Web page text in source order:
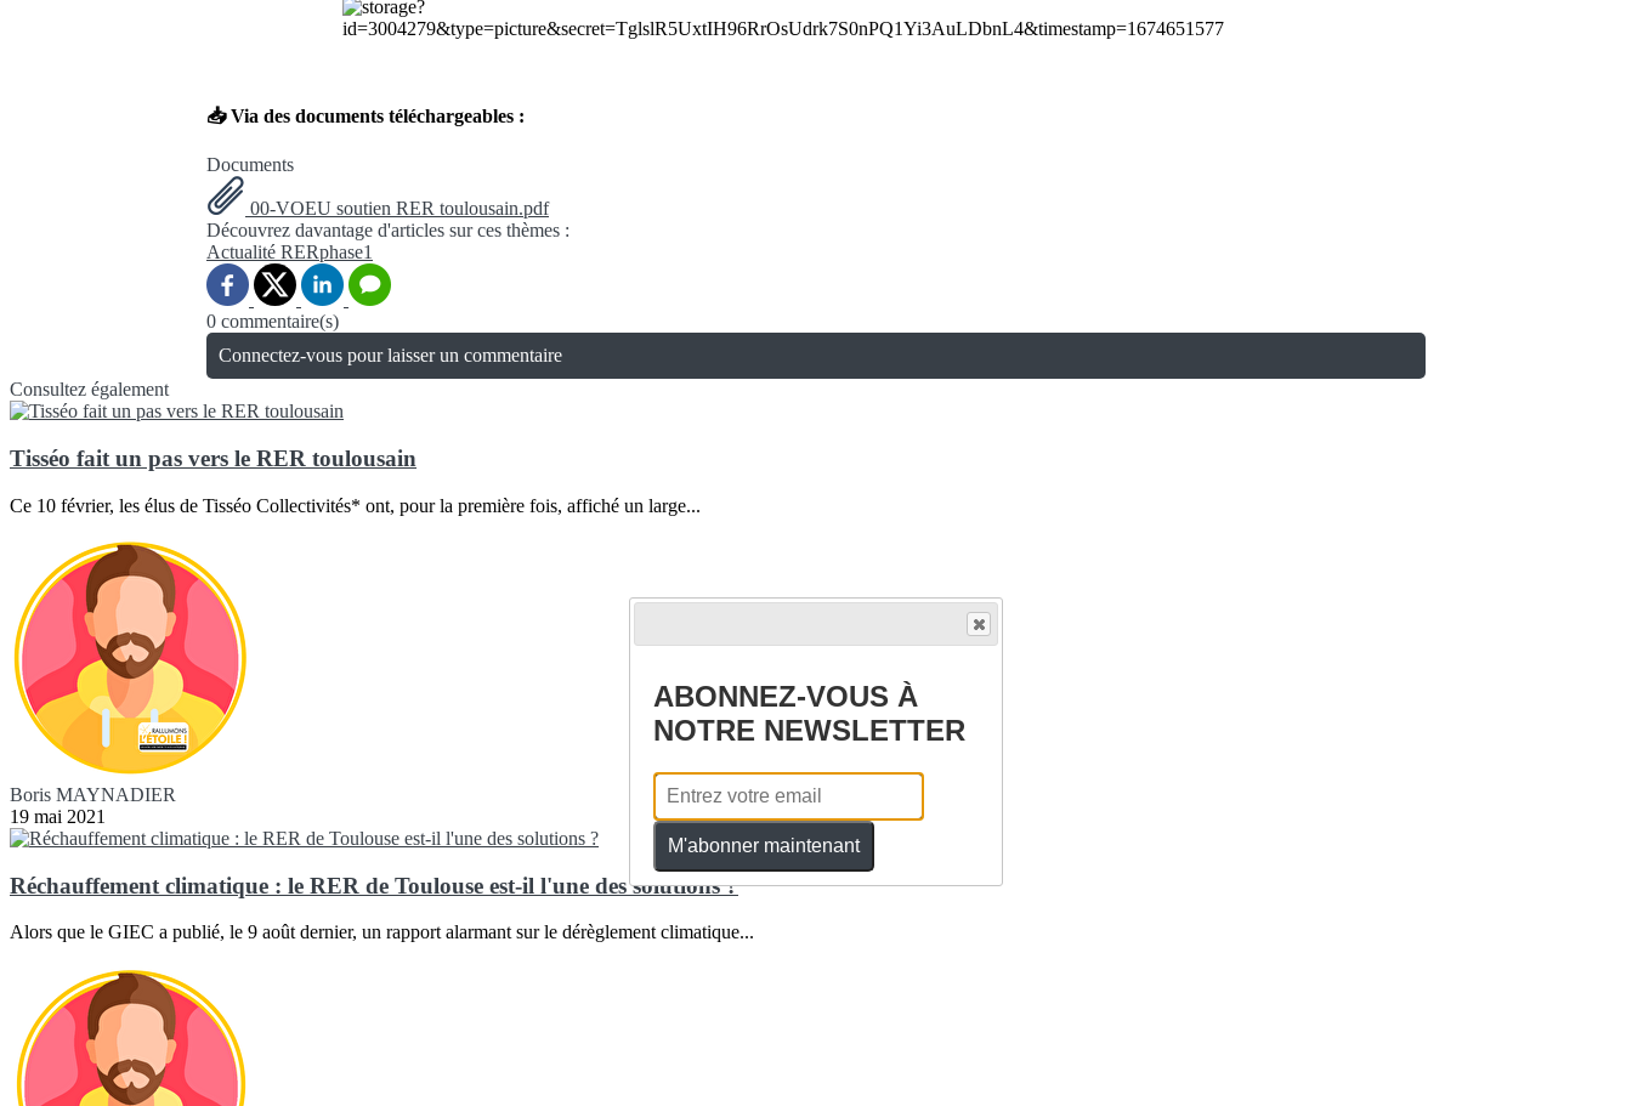
📥 Via des documents téléchargeables :
Documents
00-VOEU soutien RER toulousain.pdf
Découvrez davantage d'articles sur ces thèmes :
Actualité RERphase1
0 commentaire(s)
Connectez-vous pour laisser un commentaire
Consultez également
Tisséo fait un pas vers le RER toulousain
Ce 10 février, les élus de Tisséo Collectivités* ont, pour la première fois, affiché un large...
Boris MAYNADIER
19 mai 2021
Réchauffement climatique : le RER de Toulouse est-il l'une des solutions ?
Alors que le GIEC a publié, le 9 août dernier, un rapport alarmant sur le dérèglement climatique...
ABONNEZ-VOUS À
NOTRE NEWSLETTER
M'abonner maintenant